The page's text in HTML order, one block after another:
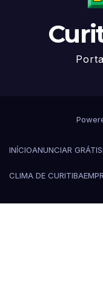
INÍCIOANUNCIAR GRÁTIS
CLIMA DE CURITIBA